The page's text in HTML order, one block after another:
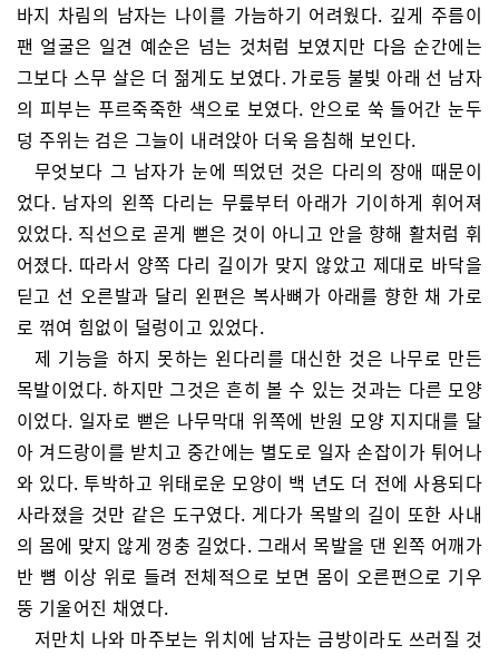
바지 차림의 남자는 나이를 가늠하기 어려웠다. 깊게 주름이
팬 얼굴은 일견 예순은 넘는 것처럼 보였지만 다음 순간에는
그보다 스무 살은 더 젊게도 보였다. 가로등 불빛 아래 선 남자
의 피부는 푸르죽죽한 색으로 보였다. 안으로 쑥 들어간 눈두
덩 주위는 검은 그늘이 내려앉아 더욱 음침해 보인다.
무엇보다 그 남자가 눈에 띄었던 것은 다리의 장애 때문이
었다. 남자의 왼쪽 다리는 무릎부터 아래가 기이하게 휘어져
있었다. 직선으로 곧게 뻗은 것이 아니고 안을 향해 활처럼 휘
어졌다. 따라서 양쪽 다리 길이가 맞지 않았고 제대로 바닥을
딛고 선 오른발과 달리 왼편은 복사뼈가 아래를 향한 채 가로
로 꺾여 힘없이 덜렁이고 있었다.
제 기능을 하지 못하는 왼다리를 대신한 것은 나무로 만든
목발이었다. 하지만 그것은 흔히 볼 수 있는 것과는 다른 모양
이었다. 일자로 뻗은 나무막대 위쪽에 반원 모양 지지대를 달
아 겨드랑이를 받치고 중간에는 별도로 일자 손잡이가 튀어나
와 있다. 투박하고 위태로운 모양이 백 년도 더 전에 사용되다
사라졌을 것만 같은 도구였다. 게다가 목발의 길이 또한 사내
의 몸에 맞지 않게 껑충 길었다. 그래서 목발을 댄 왼쪽 어깨가
반 뼘 이상 위로 들려 전체적으로 보면 몸이 오른편으로 기우
뚱 기울어진 채였다.
저만치 나와 마주보는 위치에 남자는 금방이라도 쓰러질 것